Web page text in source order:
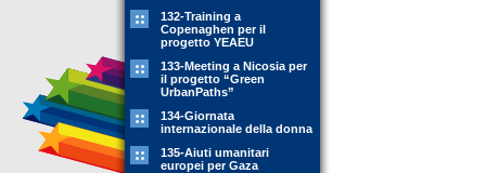
132-Training a
Copenaghen per il
progetto YEAEU
133-Meeting a Nicosia per
il progetto “Green
UrbanPaths”
134-Giornata
internazionale della donna
135-Aiuti umanitari
europei per Gaza